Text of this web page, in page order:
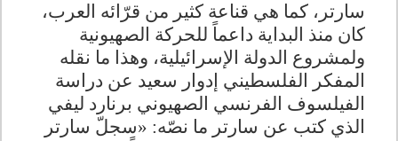
سارتر، كما هي قناعة كثير من قرّائه العرب،
كان منذ البداية داعماً للحركة الصهيونية
ولمشروع الدولة الإسرائيلية، وهذا ما نقله
المفكر الفلسطيني إدوار سعيد عن دراسة
الفيلسوف الفرنسي الصهيوني برنارد ليفي
الذي كتب عن سارتر ما نصّه: «سجلّ سارتر